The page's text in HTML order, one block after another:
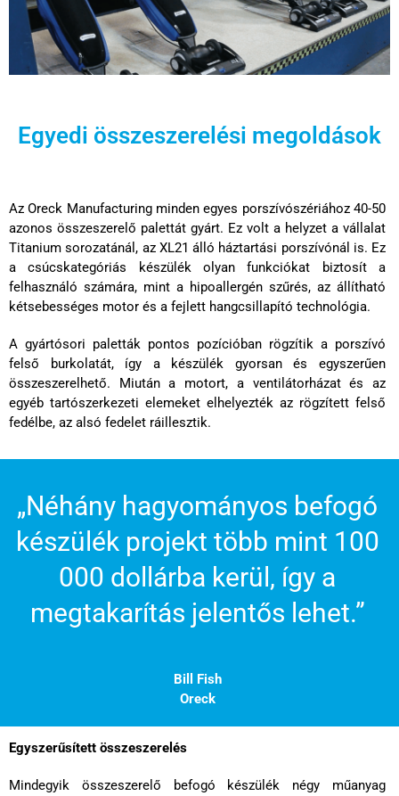
Egyedi összeszerelési megoldások
Az Oreck Manufacturing minden egyes porszívószériához 40-50
azonos összeszerelő palettát gyárt. Ez volt a helyzet a vállalat
Titanium sorozatánál, az XL21 álló háztartási porszívónál is. Ez
a csúcskategóriás készülék olyan funkciókat biztosít a
felhasználó számára, mint a hipoallergén szűrés, az állítható
kétsebességes motor és a fejlett hangcsillapító technológia.
A gyártósori paletták pontos pozícióban rögzítik a porszívó
felső burkolatát, így a készülék gyorsan és egyszerűen
összeszerelhető. Miután a motort, a ventilátorházat és az
egyéb tartószerkezeti elemeket elhelyezték az rögzített felső
fedélbe, az alsó fedelet ráillesztik.
„Néhány hagyományos befogó
készülék projekt több mint 100
000 dollárba kerül, így a
megtakarítás jelentős lehet.”
Bill Fish
Oreck
Egyszerűsített összeszerelés
Mindegyik összeszerelő befogó készülék négy műanyag